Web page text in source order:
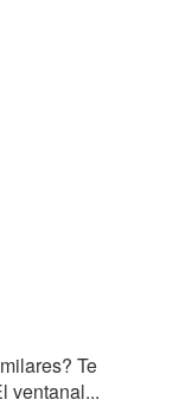
Te
ventanal...